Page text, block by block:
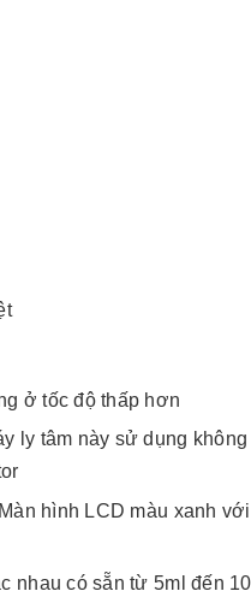
ở tốc độ thấp hơn
ly tâm này sử dụng
hình LCD màu xanh
nhau có sẵn từ 5ml đến